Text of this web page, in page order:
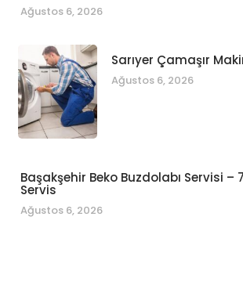
Ağustos 6, 2026
Sarıyer Çamaşır
Ağustos 6, 2026
Başakşehir Beko Buzdolabı Servisi –
Servis
Ağustos 6, 2026